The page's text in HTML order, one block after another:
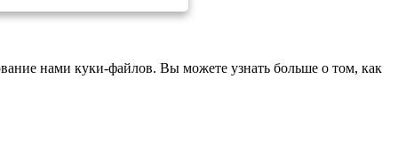
нами куки-файлов. Вы можете узнать больше о том, как